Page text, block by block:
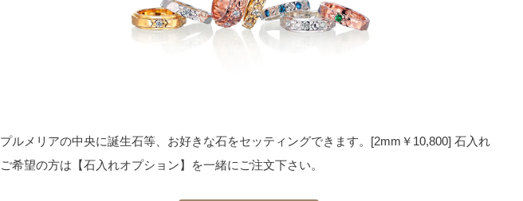
プルメリアの中央に誕生石等、お好きな石をセッティングできます。[2mm￥10,800] 石入れ
ご希望の方は【石入れオプション】を一緒にご注文下さい。